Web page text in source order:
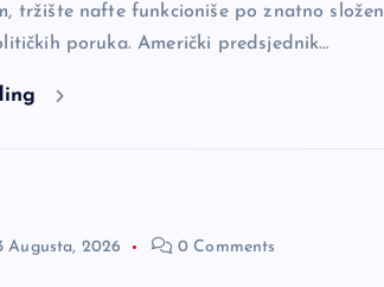
tržište nafte funkcioniše po znatno
poruka. Američki predsjednik…
Augusta, 2026 0 Comments